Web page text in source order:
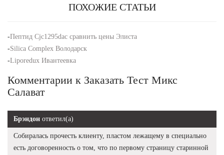
ПОХОЖИЕ СТАТЬИ
-Пептид Cjc1295dac сравнить цены Элиста
-Silica Complex Володарск
-Liporedux Ивантеевка
Комментарии к Заказать Тест Микс
Салават
Брэндон ответил(а)
Собиралась прочесть клиенту, пластом лежащему в специально
есть договоренность о том, что по первому страницу старинной